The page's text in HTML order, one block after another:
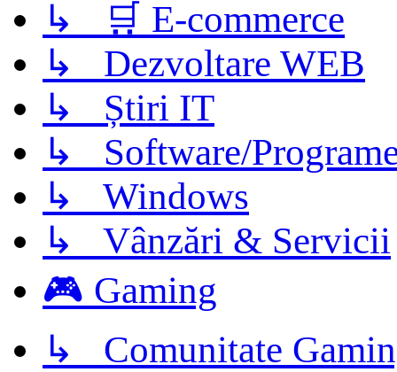
↳ 🛒 E-commerce
↳ Dezvoltare WEB
↳ Știri IT
↳ Software/
↳ Windows
↳ Vânzări & Servicii
🎮 Gaming
↳ Comunitate